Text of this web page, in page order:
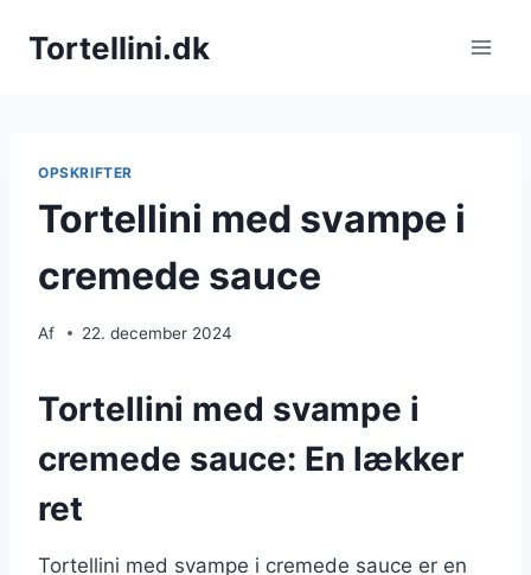
Tortellini.dk
OPSKRIFTER
Tortellini med svampe i
cremede sauce
Af 22. december 2024
Tortellini med svampe i
cremede sauce: En lækker
ret
Tortellini med svampe i cremede sauce er en